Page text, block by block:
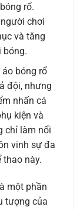
rổ.
chơi
và tăng
bóng.
bóng rổ
đội, nhưng
nhấn cá
kiện và
chỉ làm nổi
vinh sự đa
thao này.
một phần
tượng của